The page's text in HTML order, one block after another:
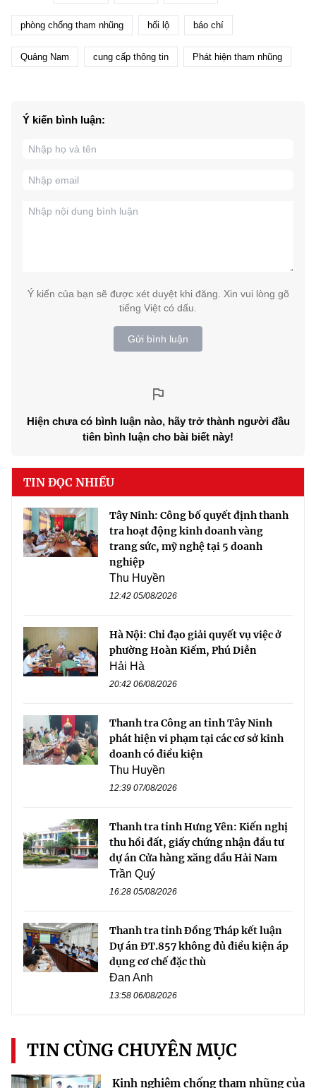
phòng chống tham nhũng hối lộ báo chí
Quảng Nam cung cấp thông tin Phát hiện tham nhũng
Ý kiến bình luận:
Ý kiến của bạn sẽ được xét duyệt khi đăng. Xin vui lòng gõ
tiếng Việt có dấu.
Gửi bình luận
Hiện chưa có bình luận nào, hãy trở thành người đầu
tiên bình luận cho bài biết này!
TIN ĐỌC NHIỀU
Tây Ninh: Công bố quyết định thanh
tra hoạt động kinh doanh vàng
trang sức, mỹ nghệ tại 5 doanh
nghiệp
Thu Huyền
12:42 05/08/2026
Hà Nội: Chỉ đạo giải quyết vụ việc ở
phường Hoàn Kiếm, Phú Diễn
Hải Hà
20:42 06/08/2026
Thanh tra Công an tỉnh Tây Ninh
phát hiện vi phạm tại các cơ sở kinh
doanh có điều kiện
Thu Huyền
12:39 07/08/2026
Thanh tra tỉnh Hưng Yên: Kiến nghị
thu hồi đất, giấy chứng nhận đầu tư
dự án Cửa hàng xăng dầu Hải Nam
Trần Quý
16:28 05/08/2026
Thanh tra tỉnh Đồng Tháp kết luận
Dự án ĐT.857 không đủ điều kiện áp
dụng cơ chế đặc thù
Đan Anh
13:58 06/08/2026
TIN CÙNG CHUYÊN MỤC
Kinh nghiệm chống tham nhũng của